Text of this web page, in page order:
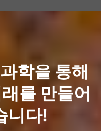
학을 통해
를 만들어
니다!